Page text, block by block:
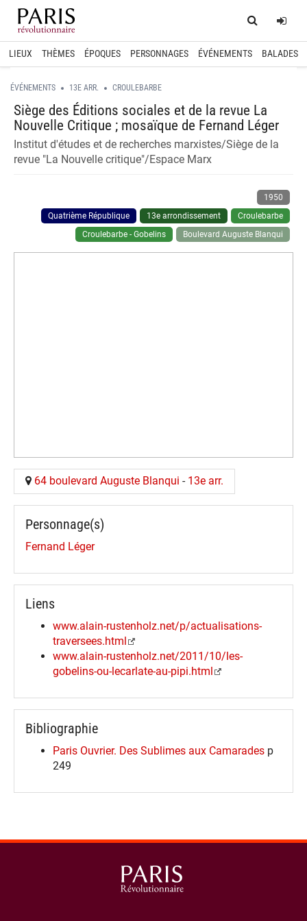
Home
LIEUX THÈMES ÉPOQUES PERSONNAGES ÉVÉNEMENTS BALADES
ÉVÉNEMENTS 13E ARR. CROULEBARBE
Siège des Éditions sociales et de la revue La
Nouvelle Critique ; mosaïque de Fernand Léger
Institut d'études et de recherches marxistes/Siège de la
revue "La Nouvelle critique"/Espace Marx
1950
Quatrième République
13e arrondissement
Croulebarbe
Croulebarbe - Gobelins
Boulevard Auguste Blanqui
64 boulevard Auguste Blanqui - 13e arr.
Personnage(s)
Fernand Léger
Liens
www.alain-rustenholz.net/p/actualisations-
traversees.html
www.alain-rustenholz.net/2011/10/les-
gobelins-ou-lecarlate-au-pipi.html
Bibliographie
Paris Ouvrier. Des Sublimes aux Camarades p
249